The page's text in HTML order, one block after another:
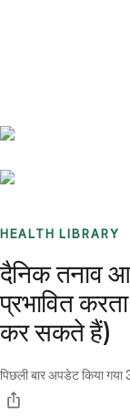
HEALTH LIBRARY
दैनिक तनाव
प्रभावित
कर सकते हैं)
पिछली बार अपडेट किया गया